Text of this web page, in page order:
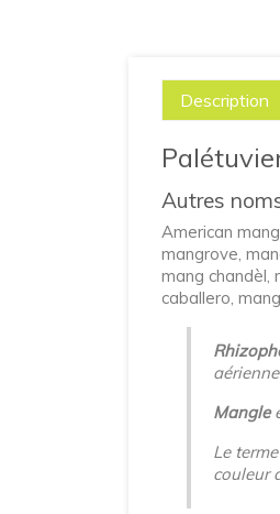
Description
Autres
American
mangrove,
mang chandèl,
caballero,
Mangle
Le
couleur